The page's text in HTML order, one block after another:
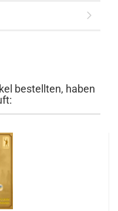
bestellten, haben